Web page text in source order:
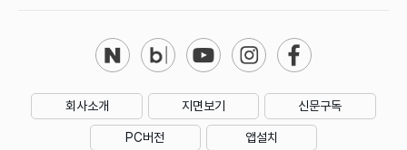
회사소개 지면보기 신문구독
PC버전 앱설치